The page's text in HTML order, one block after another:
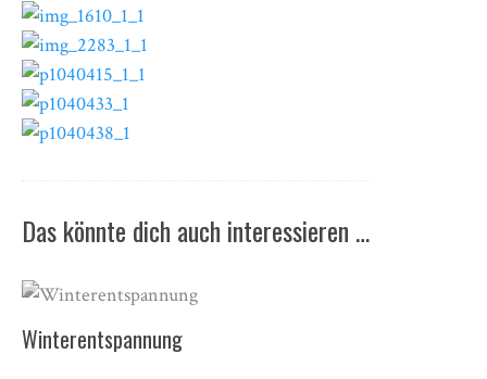
Das könnte dich auch interessieren …
Winterentspannung